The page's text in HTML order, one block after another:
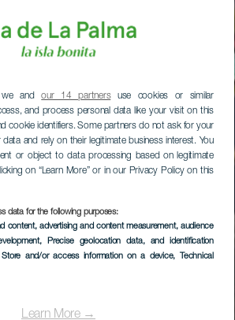
we andour 14 partnersuse cookies or similar
and process personal data like your visit on this
cookie identifiers. Some partners do not ask for your
and rely on their legitimate business interest. You
or object to data processing based on legitimate
on “Learn More” or in our Privacy Policy on this
data for the following purposes:
content, advertising and content measurement, audience
, Precise geolocation data, and identification
and/or access information on a device, Technical
Learn More →